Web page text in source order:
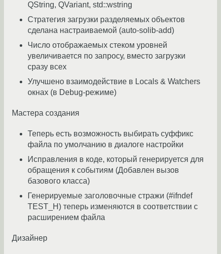
QString, QVariant, std::wstring
Стратегия загрузки разделяемых объектов
сделана настраиваемой (auto-solib-add)
Число отображаемых стеком уровней
увеличивается по запросу, вместо загрузки
сразу всех
Улучшено взаимодействие в Locals & Watchers
окнах (в Debug-режиме)
Мастера создания
Теперь есть возможность выбирать суффикс
файла по умолчанию в диалоге настройки
Исправления в коде, который генерируется для
обращения к событиям (Добавлен вызов
базового класса)
Генерируемые заголовочные стражи (#ifndef
TEST_H) теперь изменяются в соответствии с
расширением файла
Дизайнер